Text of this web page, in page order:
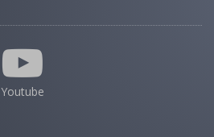
Youtube